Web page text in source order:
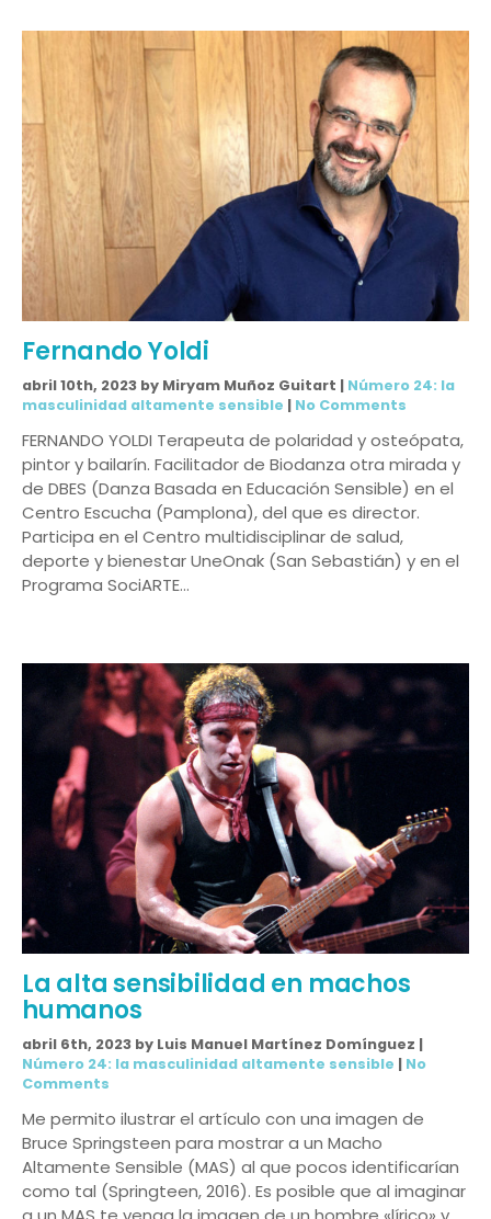
Fernando Yoldi
abril 10th, 2023 by Miryam Muñoz Guitart | Número 24: la
masculinidad altamente sensible | No Comments
FERNANDO YOLDI Terapeuta de polaridad y osteópata,
pintor y bailarín. Facilitador de Biodanza otra mirada y
de DBES (Danza Basada en Educación Sensible) en el
Centro Escucha (Pamplona), del que es director.
Participa en el Centro multidisciplinar de salud,
deporte y bienestar UneOnak (San Sebastián) y en el
Programa SociARTE…
La alta sensibilidad en machos
humanos
abril 6th, 2023 by Luis Manuel Martínez Domínguez |
Número 24: la masculinidad altamente sensible | No
Comments
Me permito ilustrar el artículo con una imagen de
Bruce Springsteen para mostrar a un Macho
Altamente Sensible (MAS) al que pocos identificarían
como tal (Springteen, 2016). Es posible que al imaginar